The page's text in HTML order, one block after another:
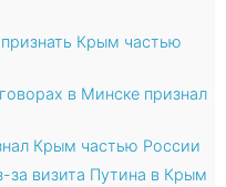
Крым частью
в Минске признал
Крым частью России
визита Путина в Крым